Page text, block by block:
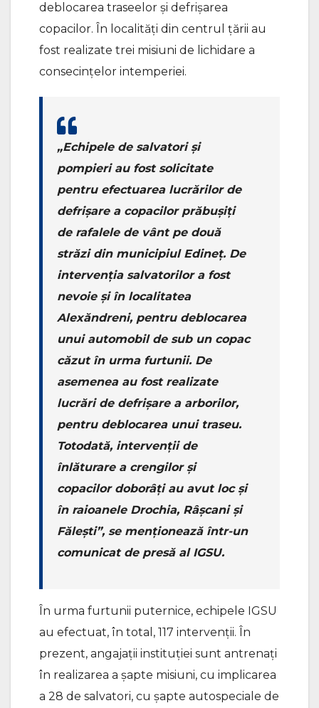
deblocarea traseelor și defrișarea
copacilor. În localități din centrul țării au
fost realizate trei misiuni de lichidare a
consecințelor intemperiei.
„Echipele de salvatori și
pompieri au fost solicitate
pentru efectuarea lucrărilor de
defrișare a copacilor prăbușiți
de rafalele de vânt pe două
străzi din municipiul Edineț. De
intervenția salvatorilor a fost
nevoie și în localitatea
Alexăndreni, pentru deblocarea
unui automobil de sub un copac
căzut în urma furtunii. De
asemenea au fost realizate
lucrări de defrișare a arborilor,
pentru deblocarea unui traseu.
Totodată, intervenții de
înlăturare a crengilor și
copacilor doborâți au avut loc și
în raioanele Drochia, Râșcani și
Fălești”, se menționează într-un
comunicat de presă al IGSU.
În urma furtunii puternice, echipele IGSU
au efectuat, în total, 117 intervenții. În
prezent, angajații instituției sunt antrenați
în realizarea a șapte misiuni, cu implicarea
a 28 de salvatori, cu șapte autospeciale de